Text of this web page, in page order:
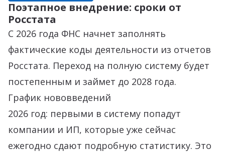
Поэтапное внедрение: сроки от
Росстата
С 2026 года ФНС начнет заполнять
фактические коды деятельности из отчетов
Росстата. Переход на полную систему будет
постепенным и займет до 2028 года.
График нововведений
2026 год: первыми в систему попадут
компании и ИП, которые уже сейчас
ежегодно сдают подробную статистику. Это